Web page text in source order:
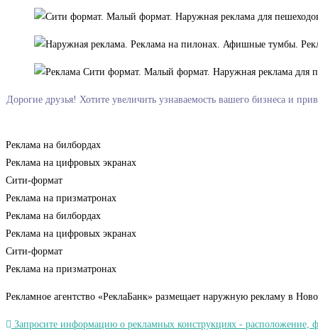
Дорогие друзья! Хотите увеличить узнаваемость вашего бизнеса и
Реклама на билбордах
Реклама на цифровых экранах
Сити-формат
Реклама на призматронах
Реклама на билбордах
Реклама на цифровых экранах
Сити-формат
Реклама на призматронах
Рекламное агентство «РеклаБанк» размещает наружную рекламу в
Запросите информацию о рекламных конструкциях - расположение,